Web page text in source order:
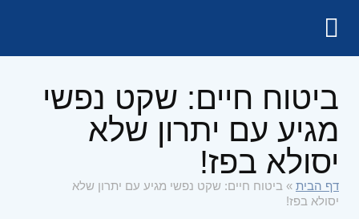
ביטוח חיים: שקט נפשי
מגיע עם יתרון שלא
יסולא בפז!
דף הבית » ביטוח חיים: שקט נפשי מגיע עם יתרון שלא
יסולא בפז!